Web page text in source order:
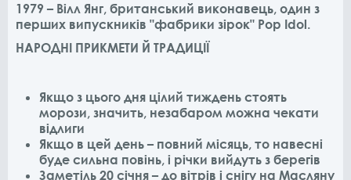
1979 – Вілл Янг, британський виконавець, один з
перших випускників "фабрики зірок" Pop Idol.
НАРОДНІ ПРИКМЕТИ Й ТРАДИЦІЇ
Якщо з цього дня цілий тиждень стоять
морози, значить, незабаром можна чекати
відлиги
Якщо в цей день – повний місяць, то навесні
буде сильна повінь, і річки вийдуть з берегів
Заметіль 20 січня – до вітрів і снігу на Масляну